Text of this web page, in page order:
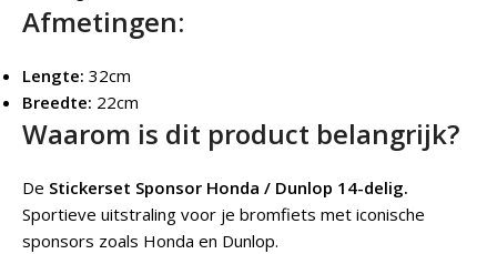
Afmetingen:
Lengte: 32cm
Breedte: 22cm
Waarom is dit product belangrijk?
De Stickerset Sponsor Honda / Dunlop 14-delig.
Sportieve uitstraling voor je bromfiets met iconische
sponsors zoals Honda en Dunlop.